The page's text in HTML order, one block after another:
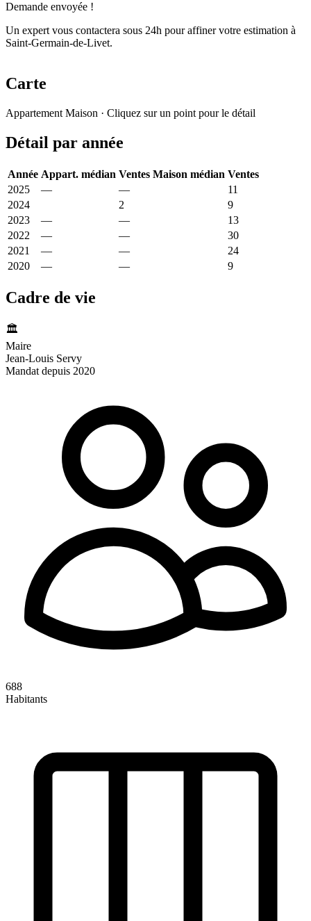
Demande envoyée !
Un expert vous contactera sous 24h pour affiner votre estimation à
Saint-Germain-de-Livet.
Carte
−
Appartement Maison · Cliquez sur un point pour le détail
Détail par année
Année Appart. médian Ventes Maison médian Ventes
2025
— —
11
2024
2
9
2023
— —
13
2022
— —
30
2021
— —
24
2020
— — 9
Cadre de vie
🏛️
Maire
Jean-Louis Servy
Mandat depuis 2020
688
Habitants